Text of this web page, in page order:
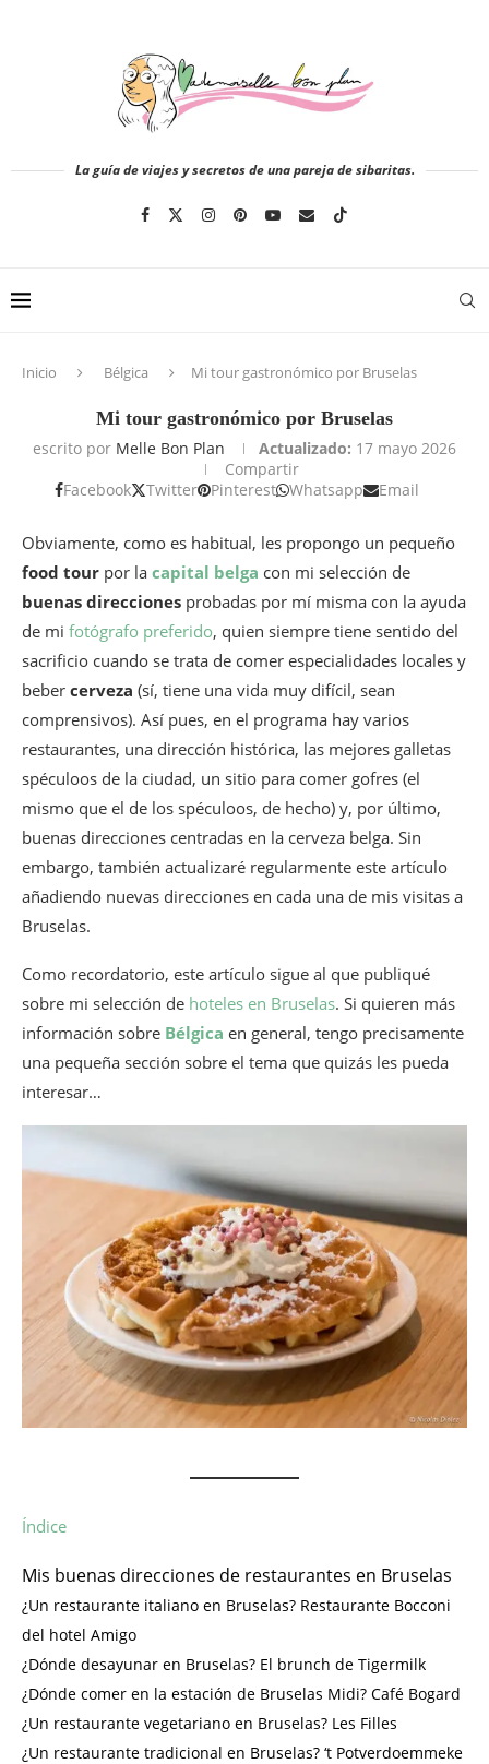
La guía de viajes y secretos de una pareja de sibaritas.
Inicio Bélgica Mi tour gastronómico por Bruselas
Mi tour gastronómico por Bruselas
escrito por Melle Bon Plan Actualizado: 17 mayo 2026
Compartir
Facebook
Twitter Pinterest Whatsapp Email
Obviamente, como es habitual, les propongo un pequeño
food tour por la capital belga con mi selección de
buenas direcciones probadas por mí misma con la ayuda
de mi fotógrafo preferido, quien siempre tiene sentido del
sacrificio cuando se trata de comer especialidades locales y
beber cerveza (sí, tiene una vida muy difícil, sean
comprensivos). Así pues, en el programa hay varios
restaurantes, una dirección histórica, las mejores galletas
spéculoos de la ciudad, un sitio para comer gofres (el
mismo que el de los spéculoos, de hecho) y, por último,
buenas direcciones centradas en la cerveza belga. Sin
embargo, también actualizaré regularmente este artículo
añadiendo nuevas direcciones en cada una de mis visitas a
Bruselas.
Como recordatorio, este artículo sigue al que publiqué
sobre mi selección de hoteles en Bruselas. Si quieren más
información sobre Bélgica en general, tengo precisamente
una pequeña sección sobre el tema que quizás les pueda
interesar…
Índice
Mis buenas direcciones de restaurantes en Bruselas
¿Un restaurante italiano en Bruselas? Restaurante Bocconi
del hotel Amigo
¿Dónde desayunar en Bruselas? El brunch de Tigermilk
¿Dónde comer en la estación de Bruselas Midi? Café Bogard
¿Un restaurante vegetariano en Bruselas? Les Filles
¿Un restaurante tradicional en Bruselas? ‘t Potverdoemmeke